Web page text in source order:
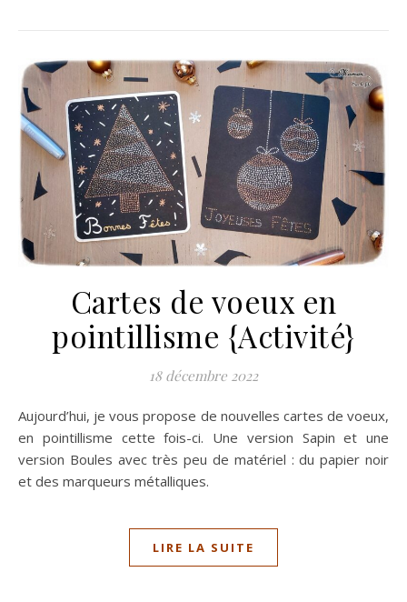
Cartes de voeux en
pointillisme {Activité}
18 décembre 2022
Aujourd’hui, je vous propose de nouvelles cartes de voeux,
en pointillisme cette fois-ci. Une version Sapin et une
version Boules avec très peu de matériel : du papier noir
et des marqueurs métalliques.
LIRE LA SUITE